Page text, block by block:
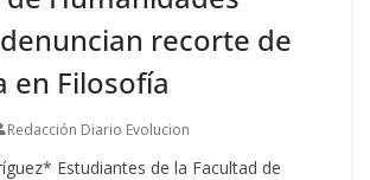
recorte de
en Filosofía
Redacción Diario Evolucion
Estudiantes de la Facultad de